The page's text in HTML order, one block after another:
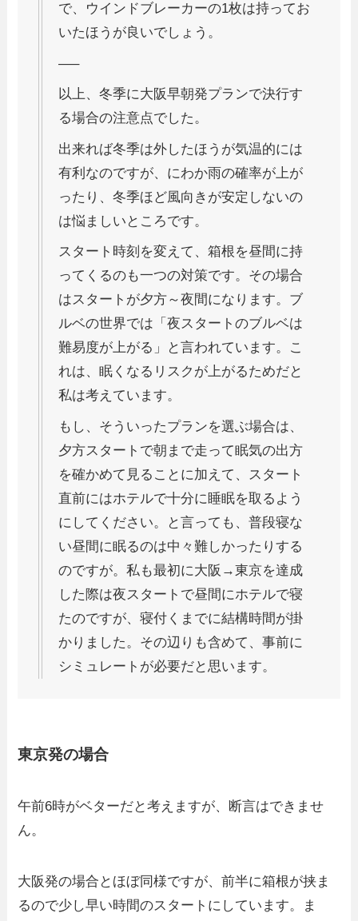
で、ウインドブレーカーの1枚は持ってお
いたほうが良いでしょう。
—–
以上、冬季に大阪早朝発プランで決行す
る場合の注意点でした。
出来れば冬季は外したほうが気温的には
有利なのですが、にわか雨の確率が上が
ったり、冬季ほど風向きが安定しないの
は悩ましいところです。
スタート時刻を変えて、箱根を昼間に持
ってくるのも一つの対策です。その場合
はスタートが夕方～夜間になります。ブ
ルベの世界では「夜スタートのブルベは
難易度が上がる」と言われています。こ
れは、眠くなるリスクが上がるためだと
私は考えています。
もし、そういったプランを選ぶ場合は、
夕方スタートで朝まで走って眠気の出方
を確かめて見ることに加えて、スタート
直前にはホテルで十分に睡眠を取るよう
にしてください。と言っても、普段寝な
い昼間に眠るのは中々難しかったりする
のですが。私も最初に大阪→東京を達成
した際は夜スタートで昼間にホテルで寝
たのですが、寝付くまでに結構時間が掛
かりました。その辺りも含めて、事前に
シミュレートが必要だと思います。
東京発の場合
午前6時がベターだと考えますが、断言はできませ
ん。
大阪発の場合とほぼ同様ですが、前半に箱根が挟ま
るので少し早い時間のスタートにしています。ま